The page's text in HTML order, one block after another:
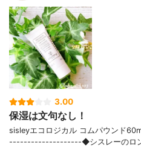
3.00
保湿は文句なし！
sisleyエコロジカル コムパウンド
--------------------◆シスレーのロ